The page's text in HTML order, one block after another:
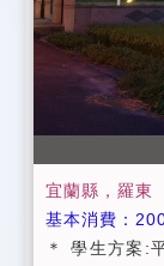
宜蘭縣，羅東
基本消費：
＊ 學生方案: